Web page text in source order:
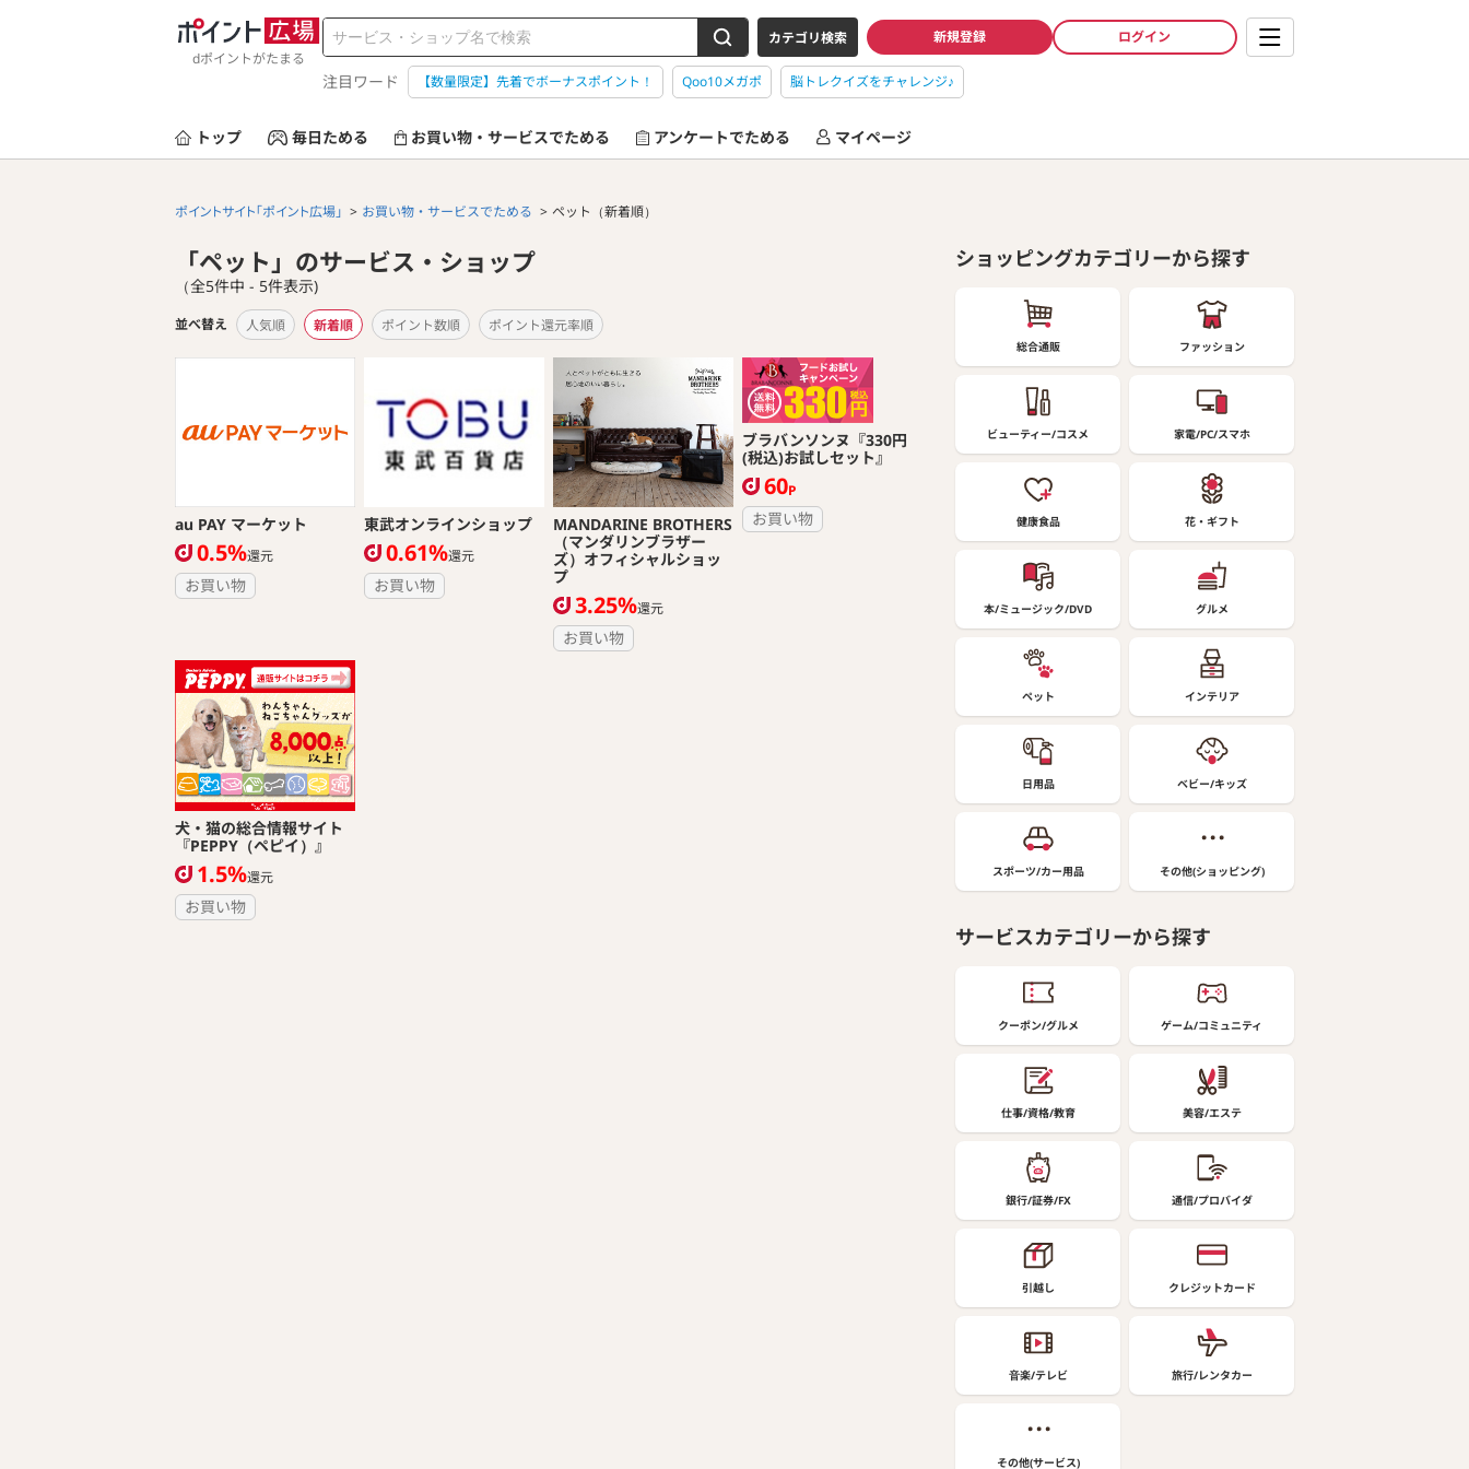
dポイントがたまる
カテゴリ検索 新規登録 ログイン
注目ワード 【数量限定】先着でボーナスポイント！ Qoo10メガポ 脳トレクイズをチャレンジ♪
トップ 毎日ためる お買い物・サービスでためる アンケートでためる マイページ
ポイントサイト「ポイント広場」 お買い物・サービスでためる ペット（新着順）
「ペット」のサービス・ショップ
（全5件中 - 5件表示)
並べ替え 人気順 新着順 ポイント数順 ポイント還元率順
au PAY マーケット
0.5%還元
お買い物
東武オンラインショップ
0.61%還元
お買い物
MANDARINE BROTHERS
（マンダリンブラザー
ズ）オフィシャルショッ
プ
3.25%還元
お買い物
ブラバンソンヌ『330円
(税込)お試しセット』
60P
お買い物
犬・猫の総合情報サイト
『PEPPY（ペピイ）』
1.5%還元
お買い物
ショッピングカテゴリーから探す
総合通販 ファッション
ビューティー/コスメ 家電/PC/スマホ
健康食品 花・ギフト
本/ミュージック/DVD グルメ
ペット インテリア
日用品 ベビー/キッズ
スポーツ/カー用品 その他(ショッピング)
サービスカテゴリーから探す
クーポン/グルメ ゲーム/コミュニティ
仕事/資格/教育 美容/エステ
銀行/証券/FX 通信/プロバイダ
引越し クレジットカード
音楽/テレビ 旅行/レンタカー
その他(サービス)